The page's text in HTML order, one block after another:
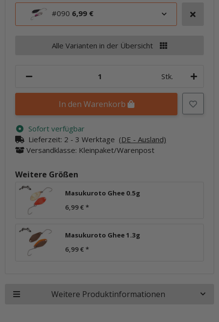
#090 6,99 €
Alle Varianten in der Übersicht
Stk.
In den Warenkorb
Sofort verfügbar
Lieferzeit: 2 - 3 Werktage (DE - Ausland)
Versandklasse: Kleinpaket/Warenpost
Weitere Größen
Masukuroto Ghee 0.5g
6,99 € *
Masukuroto Ghee 1.3g
6,99 € *
Weitere Produktinformationen